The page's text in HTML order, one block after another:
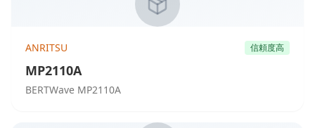
ANRITSU 信頼度高
MP2110A
BERTWave MP2110A